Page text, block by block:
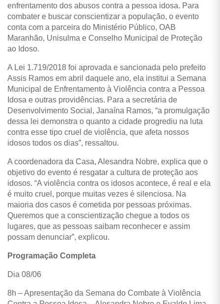
enfrentamento dos abusos contra a pessoa idosa. Para
combater e buscar conscientizar a população, o evento
conta com a parceira do Ministério Público, OAB
Maranhão, Unisulma e Conselho Municipal de Proteção
ao Idoso.
A Lei 1.719/2018 foi aprovada e sancionada pelo prefeito
Assis Ramos em abril daquele ano, ela institui a Semana
Municipal de Enfrentamento à Violência contra a Pessoa
Idosa e outras providências. Para a secretária de
Desenvolvimento Social, Janaína Ramos, “a promulgação
dessa lei demonstra o quanto a cidade progrediu na luta
contra esse tipo cruel de violência, que afeta nossos
idosos todos os dias”, ressaltou.
A coordenadora da Casa, Alesandra Nobre, explica que o
objetivo do evento é resgatar a cultura de proteção aos
idosos. “A violência contra os idosos acontece, é real e ela
é muito cruel, porque muitas vezes é silenciosa. Na
maioria dos casos é cometida por pessoas próximas.
Queremos que a conscientização chegue a todos os
lugares, que as pessoas saibam reconhecer e assim
possam denunciar”, explicou.
Programação Completa
Dia 08/06
8h – Apresentação da Semana do Combate à Violência